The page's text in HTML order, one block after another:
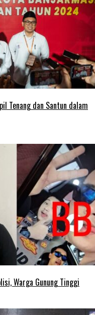
Tenang dan Santun dalam
Warga Gunung Tinggi